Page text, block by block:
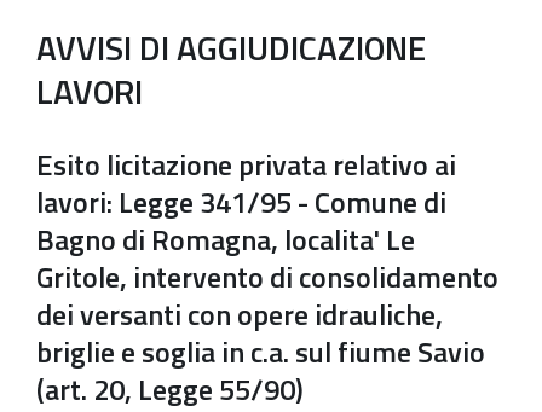
AVVISI DI AGGIUDICAZIONE
LAVORI
Esito licitazione privata relativo ai
lavori: Legge 341/95 - Comune di
Bagno di Romagna, localita' Le
Gritole, intervento di consolidamento
dei versanti con opere idrauliche,
briglie e soglia in c.a. sul fiume Savio
(art. 20, Legge 55/90)